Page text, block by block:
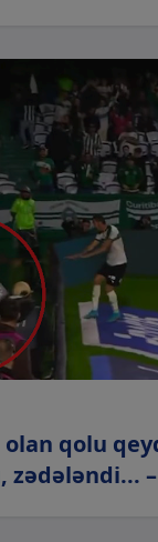
qolu
zədələndi... –